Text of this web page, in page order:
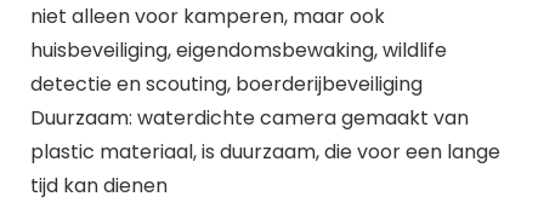
niet alleen voor kamperen, maar ook
huisbeveiliging, eigendomsbewaking, wildlife
detectie en scouting, boerderijbeveiliging
Duurzaam: waterdichte camera gemaakt van
plastic materiaal, is duurzaam, die voor een lange
tijd kan dienen